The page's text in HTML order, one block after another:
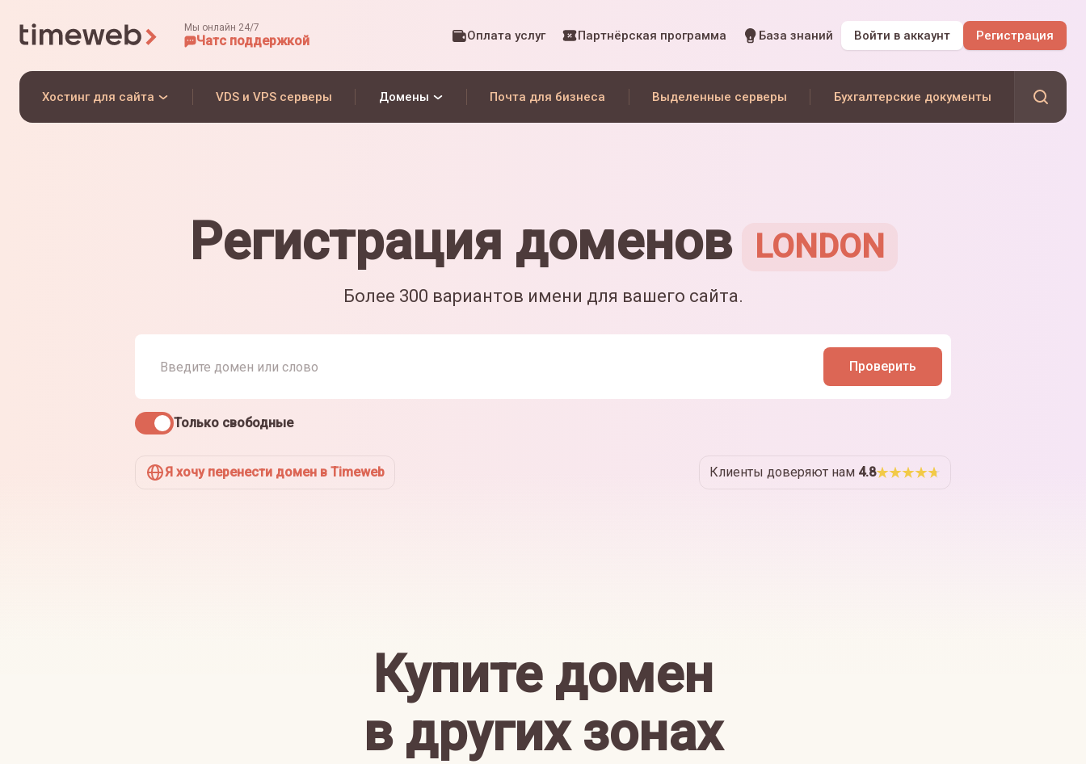
Мы онлайн 24/7
Чатс поддержкой Оплата услуг Партнёрская программа База знаний Войти в аккаунт Регистрация
Хостинг для сайта VDS и VPS серверы Домены Почта для бизнеса Выделенные серверы Бухгалтерские документы
Регистрация доменов LONDON
Более 300 вариантов имени для вашего сайта.
Проверить
Только свободные
Я хочу перенести домен в Timeweb Клиенты доверяют нам 4.8
Купите домен
в других зонах